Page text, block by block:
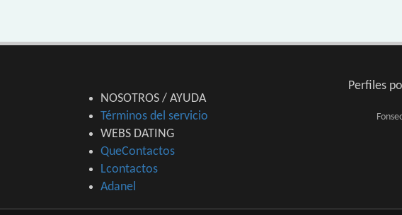
NOSOTROS / AYUDA
Términos del servicio
WEBS DATING
QueContactos
Lcontactos
Adanel
Perfiles